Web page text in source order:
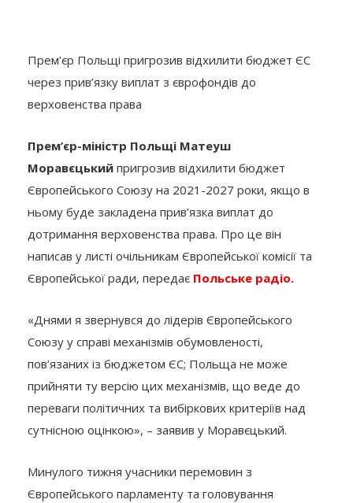
Прем’єр Польщі пригрозив відхилити бюджет ЄС
через прив’язку виплат з єврофондів до
верховенства права
Прем’єр-міністр Польщі Матеуш
Моравєцький пригрозив відхилити бюджет
Європейського Союзу на 2021-2027 роки, якщо в
ньому буде закладена прив’язка виплат до
дотримання верховенства права. Про це він
написав у листі очільникам Європейської комісії та
Європейської ради, передає Польське радіо.
«Днями я звернувся до лідерів Європейського
Союзу у справі механізмів обумовленості,
пов’язаних із бюджетом ЄС; Польща не може
прийняти ту версію цих механізмів, що веде до
переваги політичних та вибіркових критеріїв над
сутнісною оцінкою», – заявив у Моравєцький.
Минулого тижня учасники перемовин з
Європейського парламенту та головування